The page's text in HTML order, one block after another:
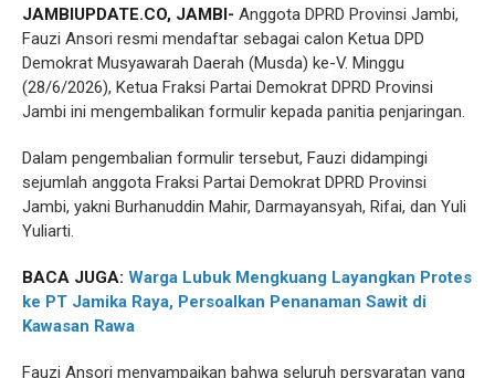
JAMBIUPDATE.CO, JAMBI- Anggota DPRD Provinsi Jambi,
Fauzi Ansori resmi mendaftar sebagai calon Ketua DPD
Demokrat Musyawarah Daerah (Musda) ke-V. Minggu
(28/6/2026), Ketua Fraksi Partai Demokrat DPRD Provinsi
Jambi ini mengembalikan formulir kepada panitia penjaringan.
Dalam pengembalian formulir tersebut, Fauzi didampingi
sejumlah anggota Fraksi Partai Demokrat DPRD Provinsi
Jambi, yakni Burhanuddin Mahir, Darmayansyah, Rifai, dan Yuli
Yuliarti.
BACA JUGA: Warga Lubuk Mengkuang Layangkan Protes
ke PT Jamika Raya, Persoalkan Penanaman Sawit di
Kawasan Rawa
Fauzi Ansori menyampaikan bahwa seluruh persyaratan yang